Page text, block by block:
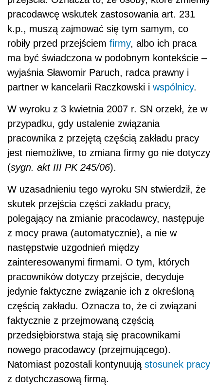
pracodawcę wskutek zastosowania art. 231
k.p., muszą zajmować się tym samym, co
robiły przed przejściem firmy, albo ich praca
ma być świadczona w podobnym kontekście –
wyjaśnia Sławomir Paruch, radca prawny i
partner w kancelarii Raczkowski i wspólnicy.
W wyroku z 3 kwietnia 2007 r. SN orzekł, że w
przypadku, gdy ustalenie związania
pracownika z przejętą częścią zakładu pracy
jest niemożliwe, to zmiana firmy go nie dotyczy
(sygn. akt III PK 245/06).
W uzasadnieniu tego wyroku SN stwierdził, że
skutek przejścia części zakładu pracy,
polegający na zmianie pracodawcy, następuje
z mocy prawa (automatycznie), a nie w
następstwie uzgodnień między
zainteresowanymi firmami. O tym, których
pracowników dotyczy przejście, decyduje
jedynie faktyczne związanie ich z określoną
częścią zakładu. Oznacza to, że ci związani
faktycznie z przejmowaną częścią
przedsiębiorstwa stają się pracownikami
nowego pracodawcy (przejmującego).
Natomiast pozostali kontynuują stosunek pracy
z dotychczasową firmą.